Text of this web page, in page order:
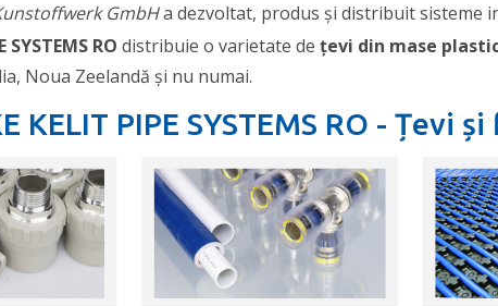
GmbHa dezvoltat, produs și distribuit sisteme
SYSTEMS RO distribuie o varietate de țevi din mase
Noua Zeelandă și nu numai.
KELIT PIPE SYSTEMS RO -